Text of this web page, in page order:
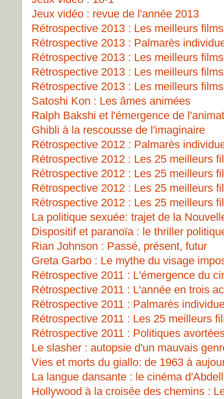
Jeux vidéo : revue de l'année 2013
Rétrospective 2013 : Les meilleurs
Rétrospective 2013 : Palmarès
Rétrospective 2013 : Les meilleurs
Rétrospective 2013 : Les meilleurs
Rétrospective 2013 : Les meilleurs
Satoshi Kon : Les âmes animées
Ralph Bakshi et l'émergence de
Ghibli à la rescousse de l'imaginaire
Rétrospective 2012 : Palmarès
Rétrospective 2012 : Les 25 meilleurs
Rétrospective 2012 : Les 25 meilleurs
Rétrospective 2012 : Les 25 meilleurs
Rétrospective 2012 : Les 25 meilleurs
La politique sexuée: trajet de la
Dispositif et paranoïa : le thriller
Rian Johnson : Passé, présent, futur
Greta Garbo : Le mythe du visage
Rétrospective 2011 : L'émergence du
Rétrospective 2011 : L'année en trois
Rétrospective 2011 : Palmarès
Rétrospective 2011 : Les 25 meilleurs
Rétrospective 2011 : Politiques
Le slasher : autopsie d'un mauvais
Vies et morts du giallo: de 1963 à
La langue dansante : le cinéma
Hollywood à la croisée des chemins :